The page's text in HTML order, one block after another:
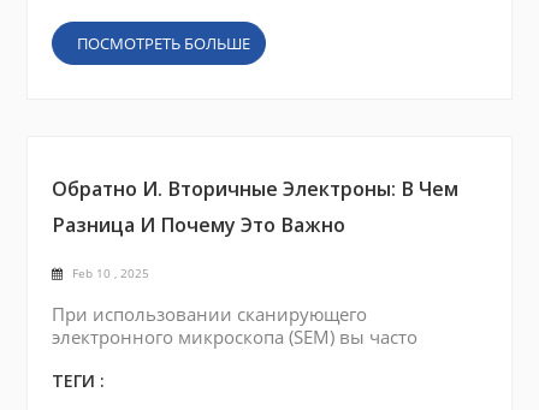
ПОСМОТРЕТЬ БОЛЬШЕ
Обратно И. Вторичные Электроны: В Чем
Разница И Почему Это Важно
Feb 10 , 2025
При использовании сканирующего
электронного микроскопа (SEM) вы часто
ТЕГИ :